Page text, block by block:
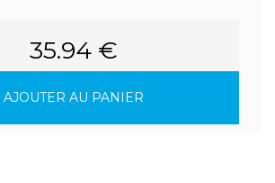
35.94 €
AJOUTER AU PANIER